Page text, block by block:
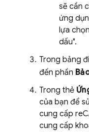
sẽ cần
ứng
lựa
dấu".
Trong bảng
đến phần
Trong thẻ
của bạn để
cung cấp
cung cấp